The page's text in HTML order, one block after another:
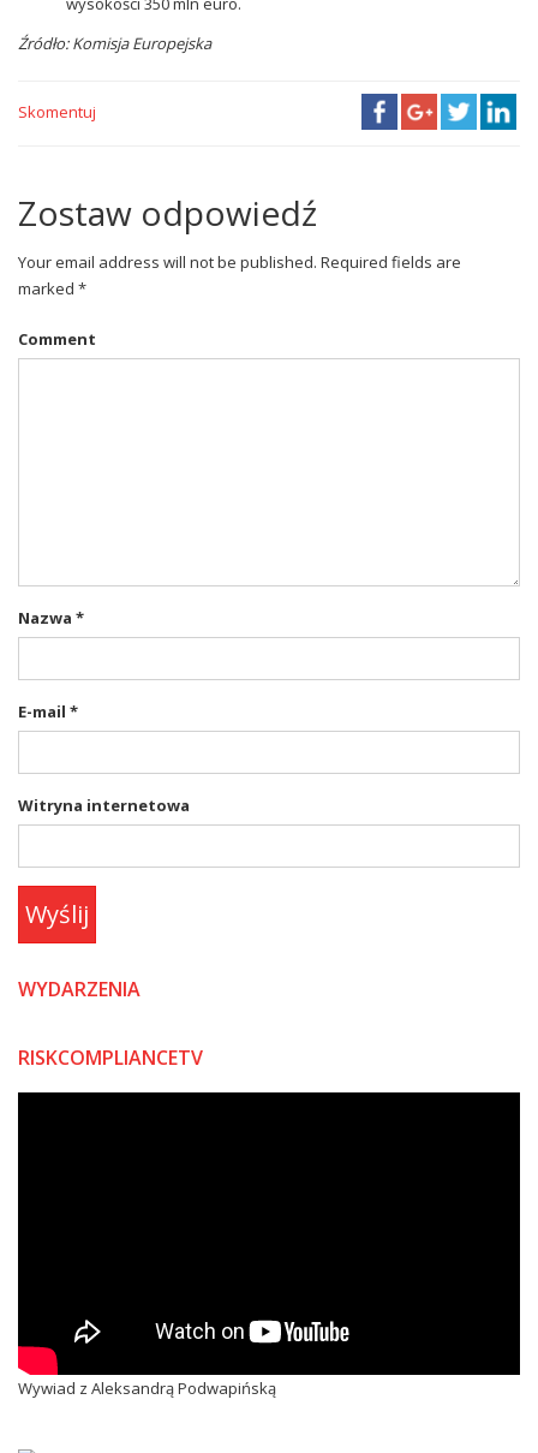
Źródło: Komisja Europejska
Skomentuj
Zostaw odpowiedź
Your email address will not be published. Required fields are
marked *
Comment
Nazwa *
E-mail *
Witryna internetowa
Wyślij
WYDARZENIA
RISKCOMPLIANCETV
Wywiad z Aleksandrą Podwapińską